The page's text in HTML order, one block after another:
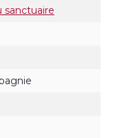
sanctuaire